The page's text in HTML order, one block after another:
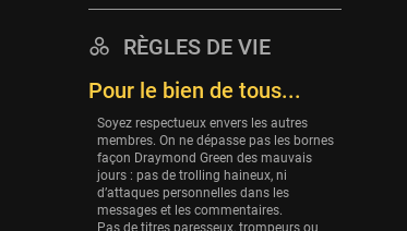
Houston Rockets
Washington Wizards
29 sessions
Portland Trail Blazers
27 sessions
Eurobasket
RÈGLES DE VIE
Pour le bien de tous...
Soyez respectueux envers les autres
membres. On ne dépasse pas les bornes
façon Draymond Green des mauvais
jours : pas de trolling haineux, ni
d’attaques personnelles dans les
messages et les commentaires.
Pas de titres paresseux, trompeurs ou